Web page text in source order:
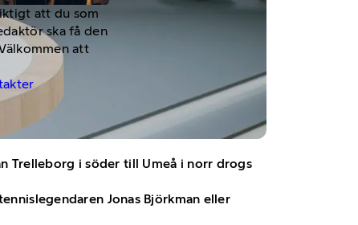
att du som
ska få den
att
Trelleborg i söder till Umeå i norr drogs
Jonas Björkman eller